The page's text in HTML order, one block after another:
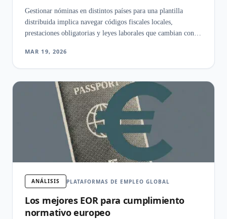
Gestionar nóminas en distintos países para una plantilla
distribuida implica navegar códigos fiscales locales,
prestaciones obligatorias y leyes laborales que cambian con
MAR 19, 2026
ANÁLISIS PLATAFORMAS DE EMPLEO GLOBAL
Los mejores EOR para cumplimiento
normativo europeo